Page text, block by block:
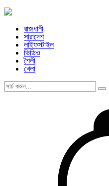
রাজধানী
সারাদেশ
লাইফস্টাইল
ভিডিও
শৈলী
খেলা